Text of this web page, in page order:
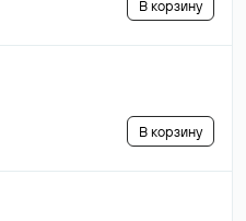
В корзину
В корзину